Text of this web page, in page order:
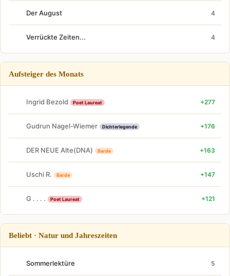
Der August 4
Verrückte Zeiten... 4
Aufsteiger des Monats
Ingrid Bezold Poet Laureat +277
Gudrun Nagel-Wiemer Dichterlegende +176
DER NEUE Alte(DNA) Barde +163
Uschi R. Barde +147
G . . . . Poet Laureat +121
Beliebt · Natur und Jahreszeiten
Sommerlektüre 5